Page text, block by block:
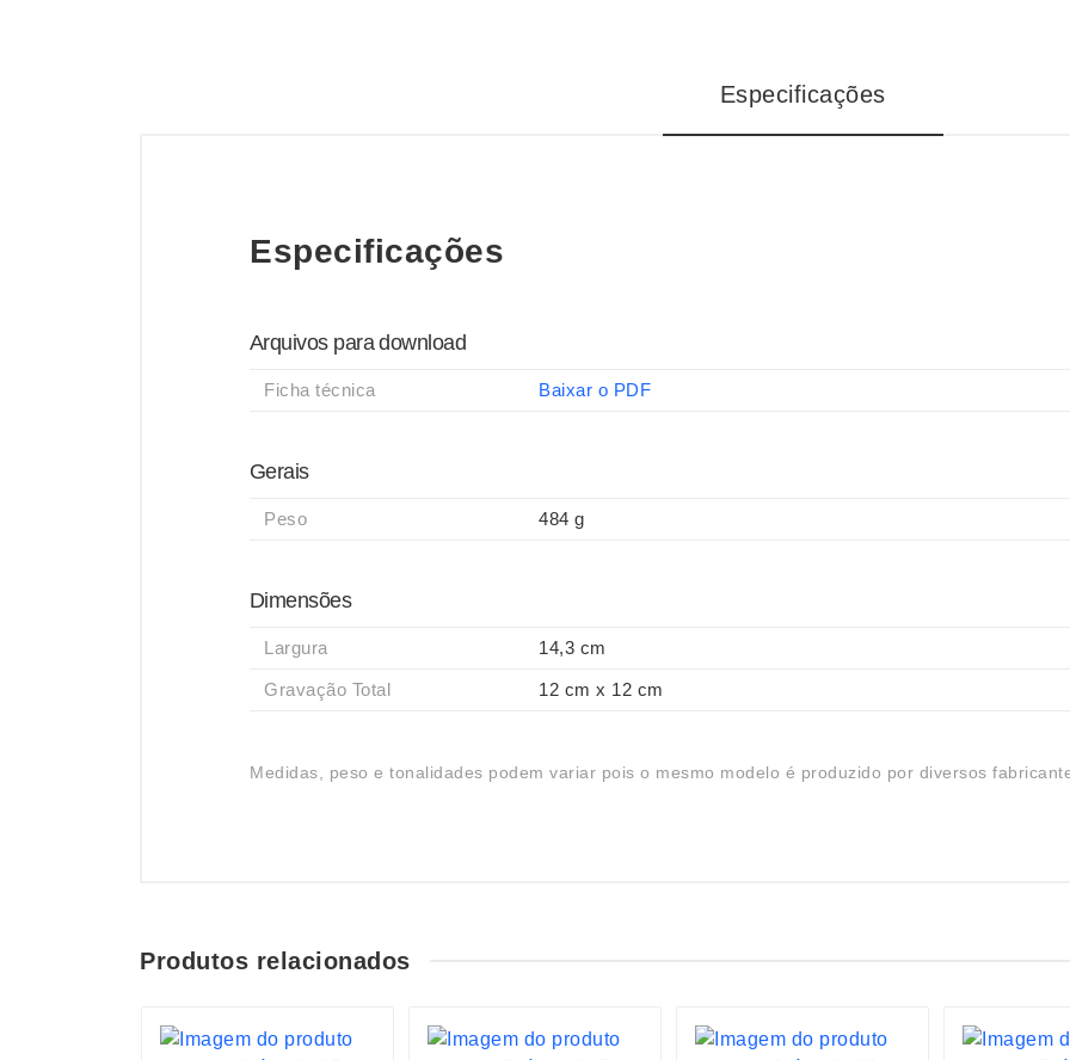
Especificações
Especificações
Arquivos para download
Ficha técnica Baixar o PDF
Gerais
Peso 484 g
Dimensões
Largura 14,3 cm
Gravação Total 12 cm x 12 cm
Medidas, peso e tonalidades podem variar pois o mesmo modelo é produzido por diversos
Produtos relacionados